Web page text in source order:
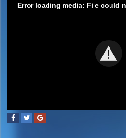
Error loading media: File could